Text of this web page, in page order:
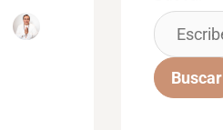
Buscar